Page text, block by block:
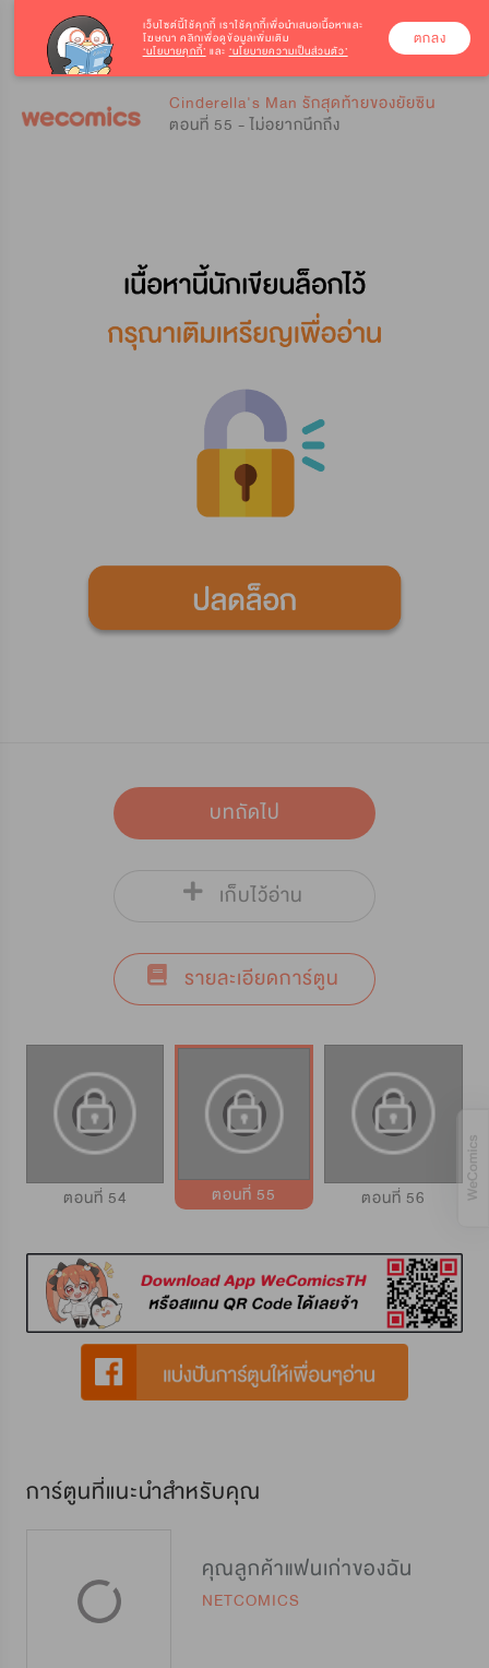
Cinderella's Man รักสุดท้ายของยัยซิน
ตอนที่ 55 - ไม่อยากนึกถึง
บทถัดไป
เก็บไว้อ่าน
รายละเอียดการ์ตูน
ตอนที่ 54 ตอนที่ 55 ตอนที่ 56
การ์ตูนที่แนะนำสำหรับคุณ
คุณลูกค้าแฟนเก่าของฉัน
NETCOMICS
เว็บไซต์นี้ใช้คุกกี้ เราใช้คุกกี้เพื่อนำเสนอเนื้อหาและ
โฆษณา คลิกเพื่อดูข้อมูลเพิ่มเติม
‘นโยบายคุกกี้’ และ ‘นโยบายความเป็นส่วนตัว’
ตกลง